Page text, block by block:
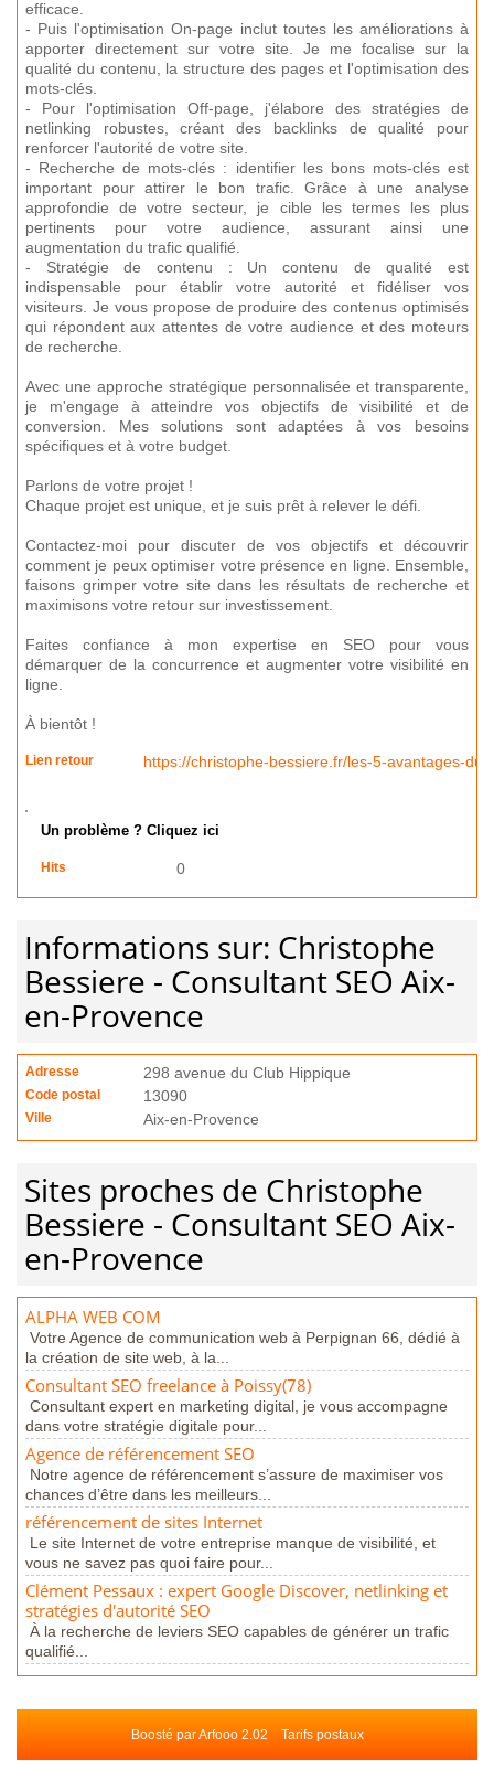
efficace.
- Puis l'optimisation On-page inclut toutes les améliorations à
apporter directement sur votre site. Je me focalise sur la
qualité du contenu, la structure des pages et l'optimisation des
mots-clés.
- Pour l'optimisation Off-page, j'élabore des stratégies de
netlinking robustes, créant des backlinks de qualité pour
renforcer l'autorité de votre site.
- Recherche de mots-clés : identifier les bons mots-clés est
important pour attirer le bon trafic. Grâce à une analyse
approfondie de votre secteur, je cible les termes les plus
pertinents pour votre audience, assurant ainsi une
augmentation du trafic qualifié.
- Stratégie de contenu : Un contenu de qualité est
indispensable pour établir votre autorité et fidéliser vos
visiteurs. Je vous propose de produire des contenus optimisés
qui répondent aux attentes de votre audience et des moteurs
de recherche.
Avec une approche stratégique personnalisée et transparente,
je m'engage à atteindre vos objectifs de visibilité et de
conversion. Mes solutions sont adaptées à vos besoins
spécifiques et à votre budget.
Parlons de votre projet !
Chaque projet est unique, et je suis prêt à relever le défi.
Contactez-moi pour discuter de vos objectifs et découvrir
comment je peux optimiser votre présence en ligne. Ensemble,
faisons grimper votre site dans les résultats de recherche et
maximisons votre retour sur investissement.
Faites confiance à mon expertise en SEO pour vous
démarquer de la concurrence et augmenter votre visibilité en
ligne.
À bientôt !
Lien retour https://christophe-bessiere.fr/les-5-avantages-
Un problème ? Cliquez ici
Hits 0
Informations sur: Christophe
Bessiere - Consultant SEO Aix-
en-Provence
Adresse 298 avenue du Club Hippique
Code postal 13090
Ville Aix-en-Provence
Sites proches de Christophe
Bessiere - Consultant SEO Aix-
en-Provence
ALPHA WEB COM
Votre Agence de communication web à Perpignan 66, dédié à
la création de site web, à la...
Consultant SEO freelance à Poissy(78)
Consultant expert en marketing digital, je vous accompagne
dans votre stratégie digitale pour...
Agence de référencement SEO
Notre agence de référencement s’assure de maximiser vos
chances d’être dans les meilleurs...
référencement de sites Internet
Le site Internet de votre entreprise manque de visibilité, et
vous ne savez pas quoi faire pour...
Clément Pessaux : expert Google Discover, netlinking et
stratégies d'autorité SEO
À la recherche de leviers SEO capables de générer un trafic
qualifié...
Boosté par Arfooo 2.02 Tarifs postaux